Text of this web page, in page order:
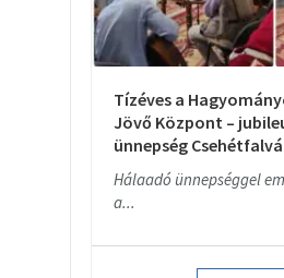
Tízéves a
Jövő Központ –
ünnepség
Hálaadó ünnepséggel
a...